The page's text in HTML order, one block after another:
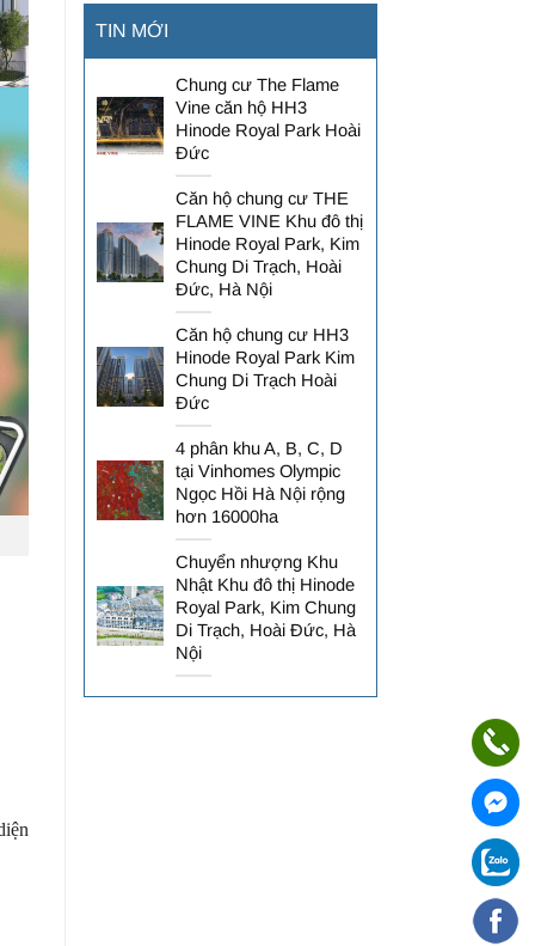
TIN MỚI
Chung cư The Flame
Vine căn hộ HH3
Hinode Royal Park Hoài
Đức
Căn hộ chung cư THE
FLAME VINE Khu đô thị
Hinode Royal Park, Kim
Chung Di Trạch, Hoài
Đức, Hà Nội
Căn hộ chung cư HH3
Hinode Royal Park Kim
Chung Di Trạch Hoài
Đức
4 phân khu A, B, C, D
tại Vinhomes Olympic
Ngọc Hồi Hà Nội rộng
hơn 16000ha
Chuyển nhượng Khu
Nhật Khu đô thị Hinode
Royal Park, Kim Chung
Di Trạch, Hoài Đức, Hà
Nội